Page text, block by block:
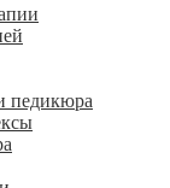
педикюра